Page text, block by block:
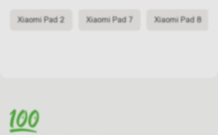
Xiaomi Pad 2 Xiaomi Pad 7 Xiaomi Pad 8